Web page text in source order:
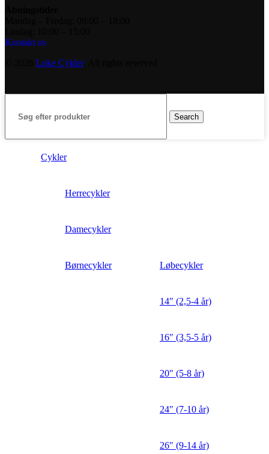
Kontakt os
Loke Cykler. All rights reserved
Search
Cykler
Herrecykler
Damecykler
Børnecykler Løbecykler
14″ (2,5-4 år)
16″ (3,5-5 år)
20″ (5-8 år)
24″ (7-10 år)
26″ (9-14 år)